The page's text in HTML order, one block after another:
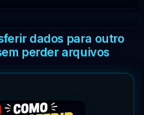
dados para outro
perder arquivos